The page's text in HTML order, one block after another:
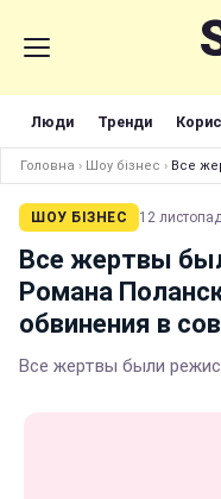
Люди Тренди
Головна › Шоу бізнес › Все
ШОУ БІЗНЕС 12
Все жертвы
Романа
обвинения в
Все жертвы были